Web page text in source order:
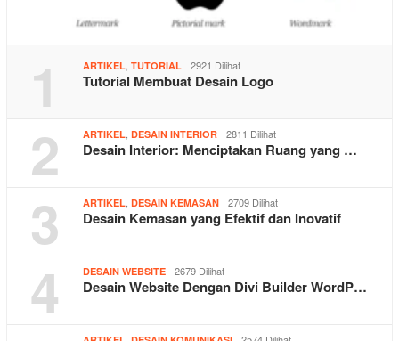
1 ARTIKEL TUTORIAL 2921 Dilihat
Tutorial Membuat Desain Logo
2 ARTIKEL DESAIN INTERIOR 2811 Dilihat
Desain Interior: Menciptakan Ruang yang …
3 ARTIKEL DESAIN KEMASAN 2709 Dilihat
Desain Kemasan yang Efektif dan Inovatif
4 DESAIN WEBSITE 2679 Dilihat
Desain Website Dengan Divi Builder WordP…